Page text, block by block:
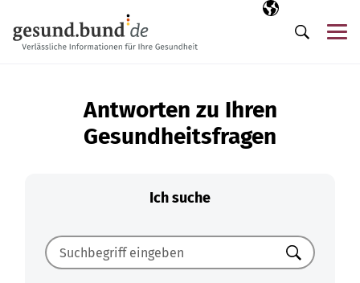
Ausgewählte
DE
Suche
Antworten zu Ihren
Gesundheitsfragen
Ich suche
Suchen